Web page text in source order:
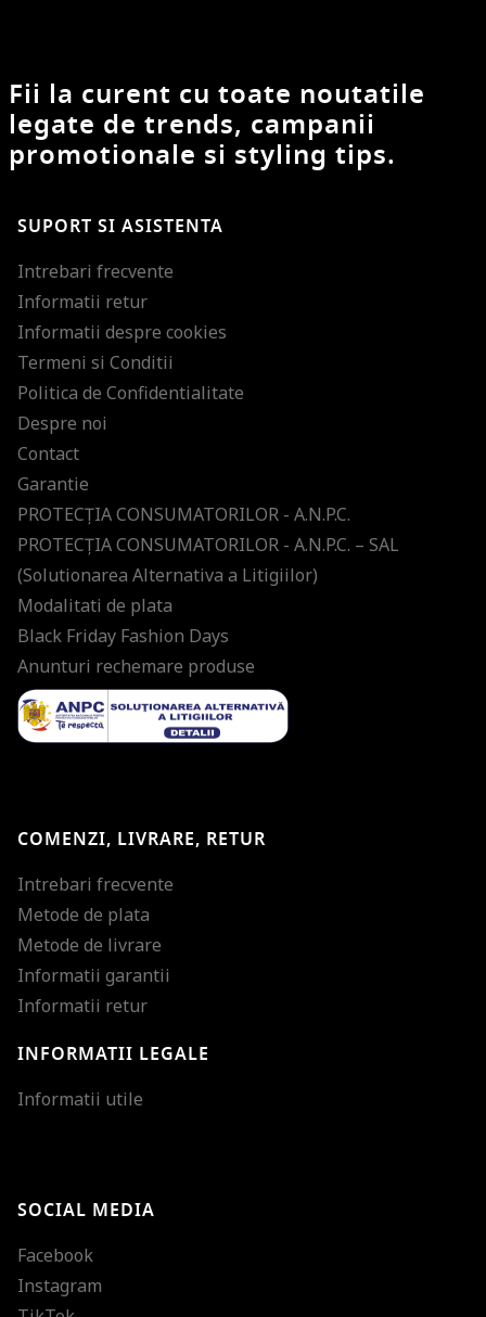
Fii la curent cu toate noutatile
legate de trends, campanii
promotionale si styling tips.
SUPORT SI ASISTENTA
Intrebari frecvente
Informatii retur
Informatii despre cookies
Termeni si Conditii
Politica de Confidentialitate
Despre noi
Contact
Garantie
PROTECŢIA CONSUMATORILOR - A.N.P.C.
PROTECŢIA CONSUMATORILOR - A.N.P.C. – SAL
(Solutionarea Alternativa a Litigiilor)
Modalitati de plata
Black Friday Fashion Days
Anunturi rechemare produse
COMENZI, LIVRARE, RETUR
Intrebari frecvente
Metode de plata
Metode de livrare
Informatii garantii
Informatii retur
INFORMATII LEGALE
Informatii utile
SOCIAL MEDIA
Facebook
Instagram